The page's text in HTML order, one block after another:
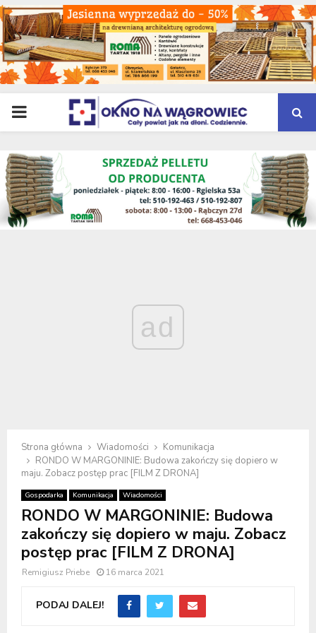
PRIMARY
MENU
ad
Strona główna Wiadomości
Komunikacja
RONDO W MARGONINIE: Budowa zakończy się dopiero w
maju. Zobacz postęp prac [FILM Z DRONA]
Gospodarka Komunikacja Wiadomości
RONDO W MARGONINIE: Budowa
zakończy się dopiero w maju. Zobacz
postęp prac [FILM Z DRONA]
Remigiusz Priebe 16 marca 2021
PODAJ DALEJ!